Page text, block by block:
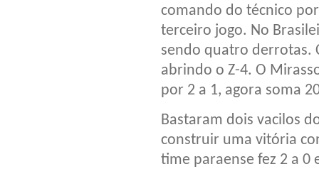
comando do técnico
terceiro jogo. No
sendo quatro derrotas.
abrindo o Z-4. O
por 2 a 1, agora soma
Bastaram dois vacilos
construir uma vitória
time paraense fez 2 a 0